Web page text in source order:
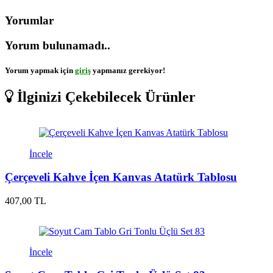
Yorumlar
Yorum bulunamadı..
Yorum yapmak için giriş yapmanız gerekiyor!
İlginizi Çekebilecek Ürünler
İncele
Çerçeveli Kahve İçen Kanvas Atatürk Tablosu
407,00 TL
İncele